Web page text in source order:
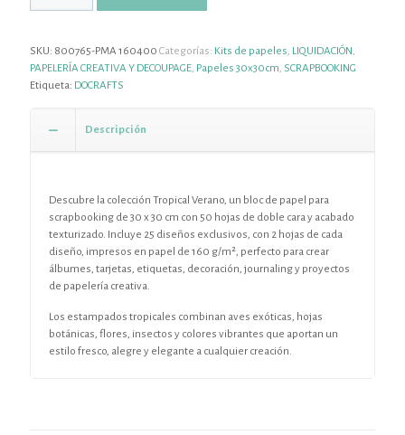
SKU: 800765-PMA 160400 Categorías: Kits de papeles LIQUIDACIÓN
PAPELERÍA CREATIVA Y DECOUPAGE Papeles 30x30cm SCRAPBOOKING
Etiqueta: DOCRAFTS
Descripción
Descubre la colección Tropical Verano, un bloc de papel para
scrapbooking de 30 x 30 cm con 50 hojas de doble cara y acabado
texturizado. Incluye 25 diseños exclusivos, con 2 hojas de cada
diseño, impresos en papel de 160 g/m², perfecto para crear
álbumes, tarjetas, etiquetas, decoración, journaling y proyectos
de papelería creativa.
Los estampados tropicales combinan aves exóticas, hojas
botánicas, flores, insectos y colores vibrantes que aportan un
estilo fresco, alegre y elegante a cualquier creación.